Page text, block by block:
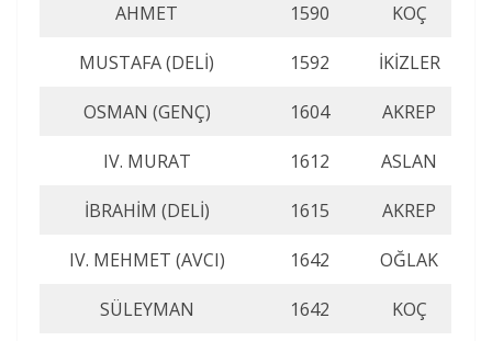
AHMET 1590 KOÇ
MUSTAFA (DELİ) 1592 İKİZLER
OSMAN (GENÇ) 1604 AKREP
IV. MURAT 1612 ASLAN
İBRAHİM (DELİ) 1615 AKREP
IV. MEHMET (AVCI) 1642 OĞLAK
SÜLEYMAN 1642 KOÇ